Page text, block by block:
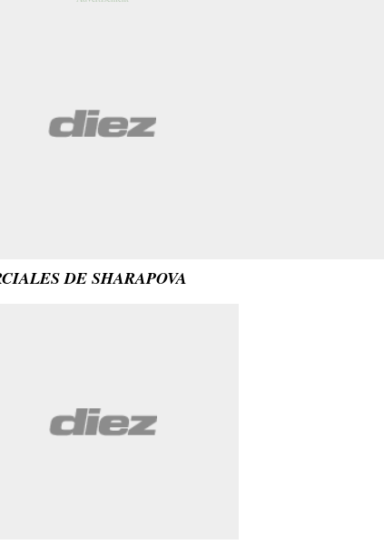
DE SHARAPOVA